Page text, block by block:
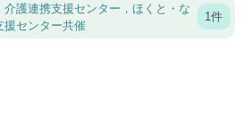
介護連携支援センター，ほくと・な
援センター共催
1件